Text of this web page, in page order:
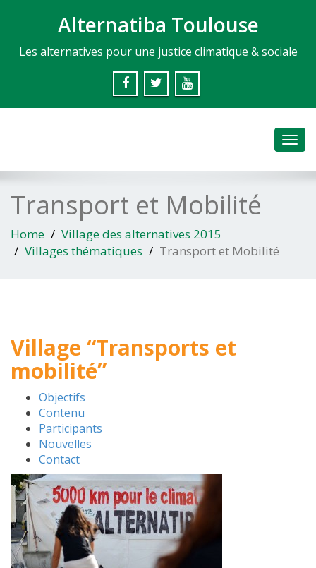
Alternatiba Toulouse
Les alternatives pour une justice climatique & sociale
Transport et Mobilité
Home
Village des alternatives 2015
Villages thématiques
Transport et Mobilité
Village “Transports et
mobilité”
Objectifs
Contenu
Participants
Nouvelles
Contact